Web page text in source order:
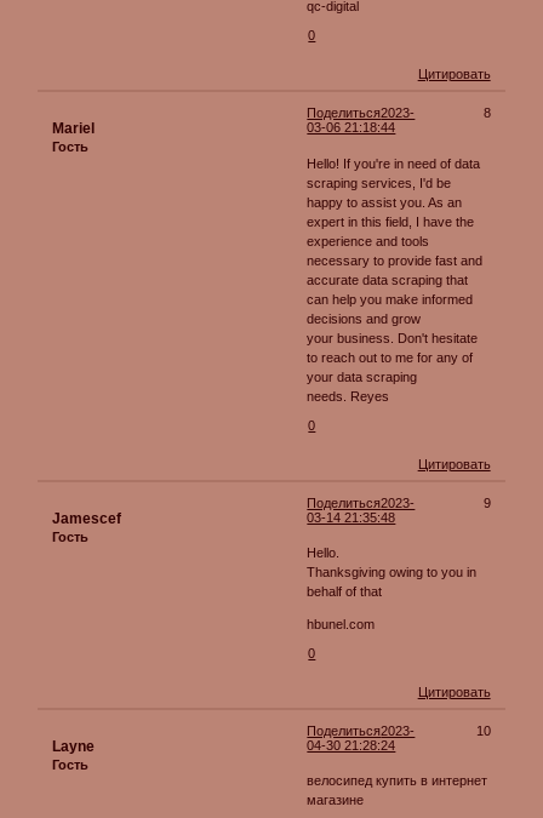
qc-digital
0
Цитировать
Поделиться 8
2023-
03-06 21:18:44
Mariel
Гость
Hello! If you're in need of data
scraping services, I'd be
happy to assist you. As an
expert in this field, I have the
experience and tools
necessary to provide fast and
accurate data scraping that
can help you make informed
decisions and grow
your business. Don't hesitate
to reach out to me for any of
your data scraping
needs. Reyes
0
Цитировать
Поделиться 9
2023-
03-14 21:35:48
Jamescef
Гость
Hello.
Thanksgiving owing to you in
behalf of that
hbunel.com
0
Цитировать
Поделиться 10
2023-
04-30 21:28:24
Layne
Гость
велосипед купить в интернет
магазине